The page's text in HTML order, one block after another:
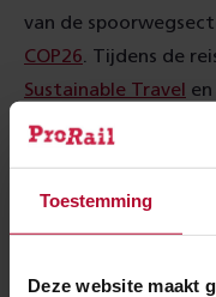
Toestemming
Deze website maakt
van de
COP26 . Tijdens de
Sustainable Travel
debatten en
behalen van de
Verduurzamen